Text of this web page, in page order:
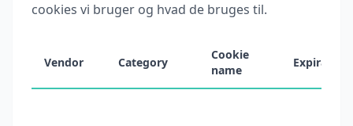
cookies vi bruger og hvad de bruges til.
Vendor Category
Cookie
name
Expiration